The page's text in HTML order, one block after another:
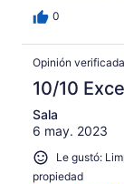
0
Opinión verificada
10/10
Sala
6 may. 2023
Le gustó:
propiedad